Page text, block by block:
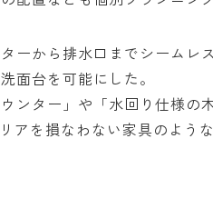
ーから排水口までシームレ
面台を可能にした。
ンター」や「水回り仕様の
アを損なわない家具のよう